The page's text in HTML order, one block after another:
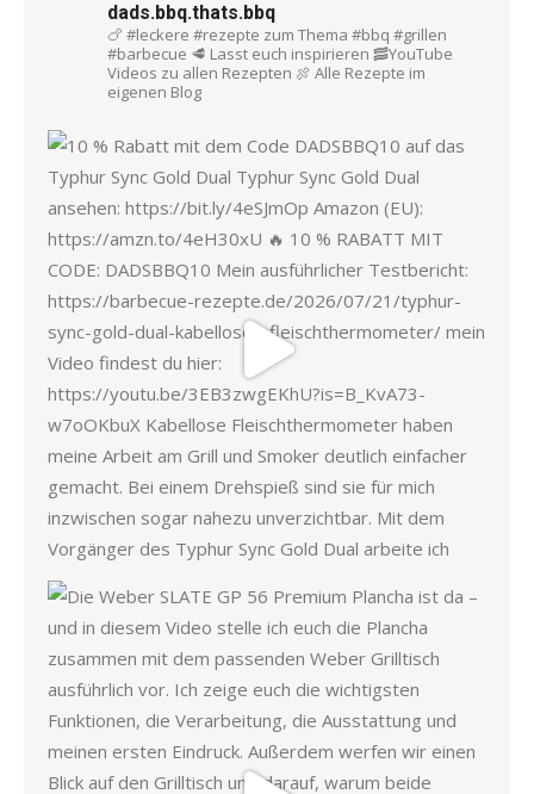
dads.bbq.thats.bbq
🍗 #leckere #rezepte zum Thema #bbq #grillen
#barbecue 🥩 Lasst euch inspirieren 🥓YouTube
Videos zu allen Rezepten 🍖 Alle Rezepte im
eigenen Blog